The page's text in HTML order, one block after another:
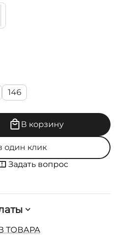
146
В корзину
один клик
Задать вопрос
ТОВАРА